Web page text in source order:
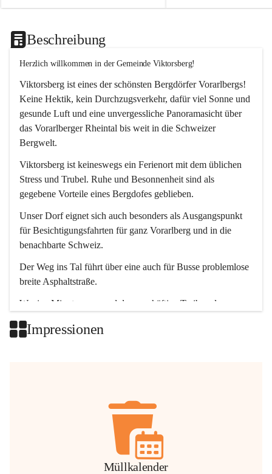
Beschreibung
Herzlich willkommen in der Gemeinde Viktorsberg!
Viktorsberg ist eines der schönsten Bergdörfer Vorarlbergs!
Keine Hektik, kein Durchzugsverkehr, dafür viel Sonne und
gesunde Luft und eine unvergessliche Panoramasicht über
das Vorarlberger Rheintal bis weit in die Schweizer
Bergwelt.
Viktorsberg ist keineswegs ein Ferienort mit dem üblichen
Stress und Trubel. Ruhe und Besonnenheit sind als
gegebene Vorteile eines Bergdofes geblieben.
Unser Dorf eignet sich auch besonders als Ausgangspunkt
für Besichtigungsfahrten für ganz Vorarlberg und in die
benachbarte Schweiz.
Der Weg ins Tal führt über eine auch für Busse problemlose
breite Asphaltstraße.
Wenige Minuten nur, und das geschäftige Treiben der
Impressionen
Müllkalender